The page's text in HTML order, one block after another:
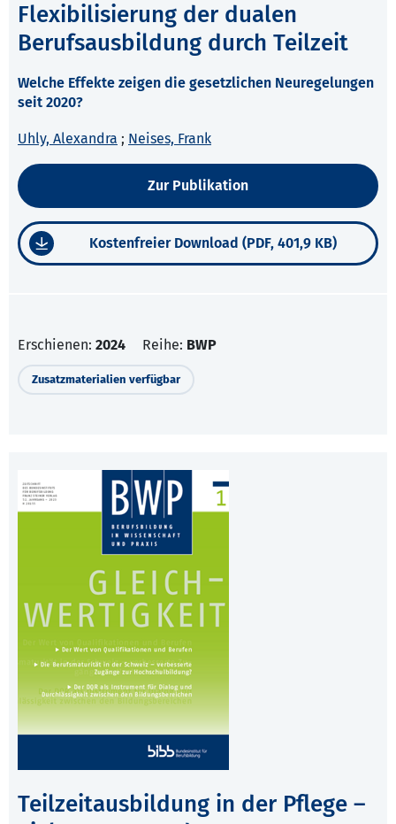
Flexibilisierung der dualen
Berufsausbildung durch Teilzeit
Welche Effekte zeigen die gesetzlichen Neuregelungen
seit 2020?
Uhly, Alexandra ; Neises, Frank
Zur Publikation
Kostenfreier Download (PDF, 401,9 KB)
Erschienen: 2024 Reihe: BWP
Zusatzmaterialien verfügbar
Teilzeitausbildung in der Pflege –